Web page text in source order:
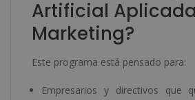
Artificial
Marketing?
Este programa está pensado para:
Empresarios y directivos que